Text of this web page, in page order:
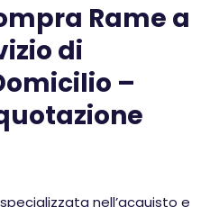
Rame a
di
–
nell’acquisto e